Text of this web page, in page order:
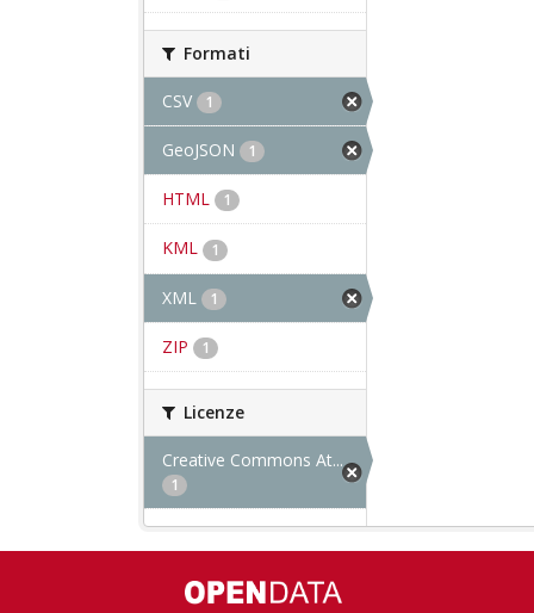
Formati
CSV 1
GeoJSON 1
HTML 1
KML 1
XML 1
ZIP 1
Licenze
Creative Commons At...
1